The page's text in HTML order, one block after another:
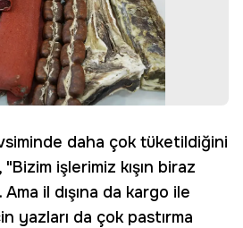
daha çok tüketildiğini
işlerimiz kışın biraz
il dışına da kargo ile
yazları da çok pastırma